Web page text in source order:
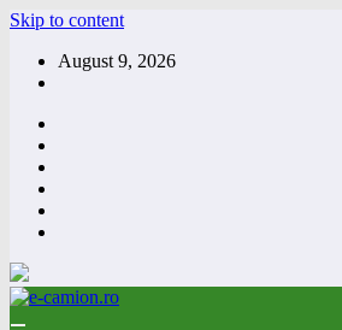
Skip to content
August 9, 2026